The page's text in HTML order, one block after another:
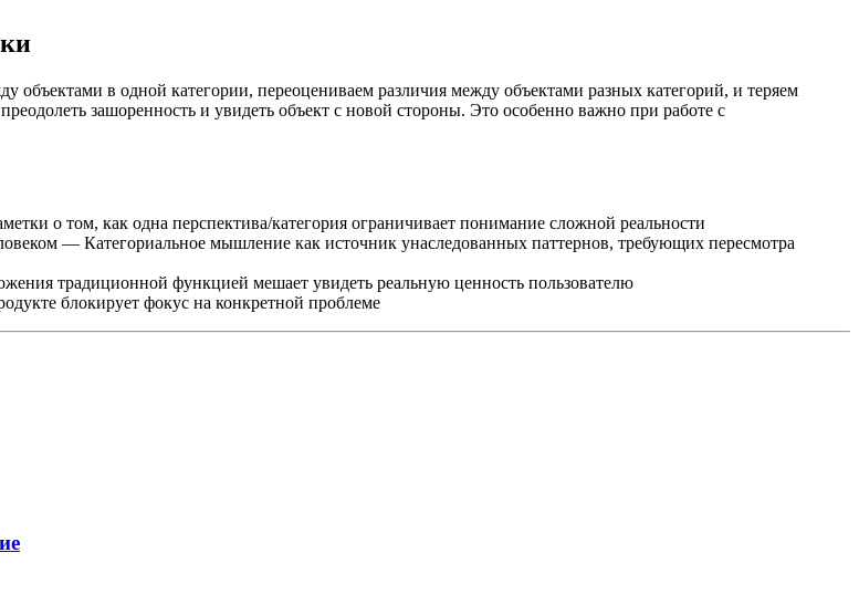
в одной категории, переоцениваем различия между объектами разных категорий, и теряем
зашоренность и увидеть объект с новой стороны. Это особенно важно при работе с
о том, как одна перспектива/категория ограничивает понимание сложной реальности
— Категориальное мышление как источник унаследованных паттернов, требующих пересмотра
традиционной функцией мешает увидеть реальную ценность пользователю
блокирует фокус на конкретной проблеме